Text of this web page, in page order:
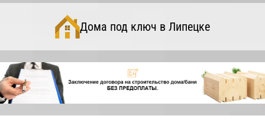
Дома под ключ в Липецке